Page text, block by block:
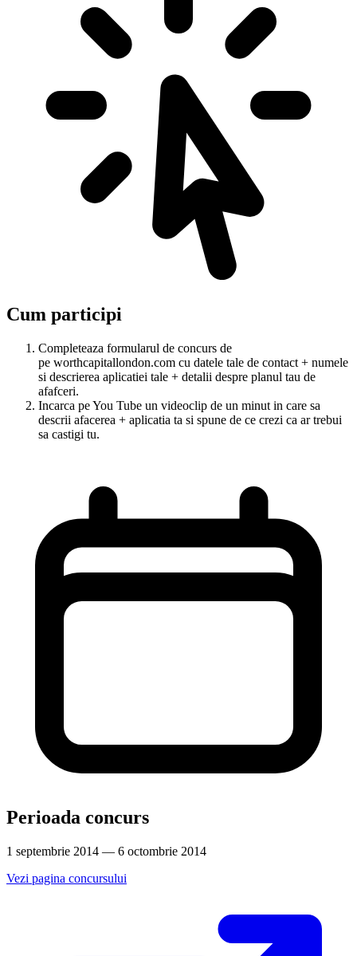
Cum participi
Completeaza formularul de concurs de
pe worthcapitallondon.com cu datele tale de contact + numele
si descrierea aplicatiei tale + detalii despre planul tau de
afafceri.
Incarca pe You Tube un videoclip de un minut in care sa
descrii afacerea + aplicatia ta si spune de ce crezi ca ar trebui
sa castigi tu.
Perioada concurs
1 septembrie 2014 — 6 octombrie 2014
Vezi pagina concursului